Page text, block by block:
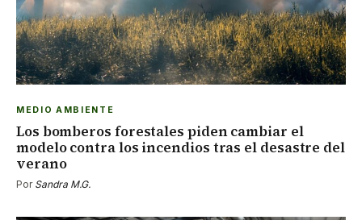
MEDIO AMBIENTE
Los bomberos forestales piden cambiar el
modelo contra los incendios tras el desastre del
verano
Por Sandra M.G.